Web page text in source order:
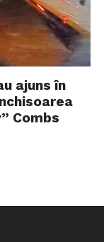
ajuns în
Combs